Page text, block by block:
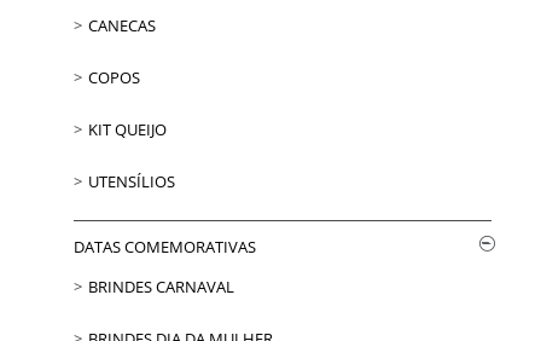
CANECAS
COPOS
KIT QUEIJO
UTENSÍLIOS
DATAS COMEMORATIVAS
BRINDES CARNAVAL